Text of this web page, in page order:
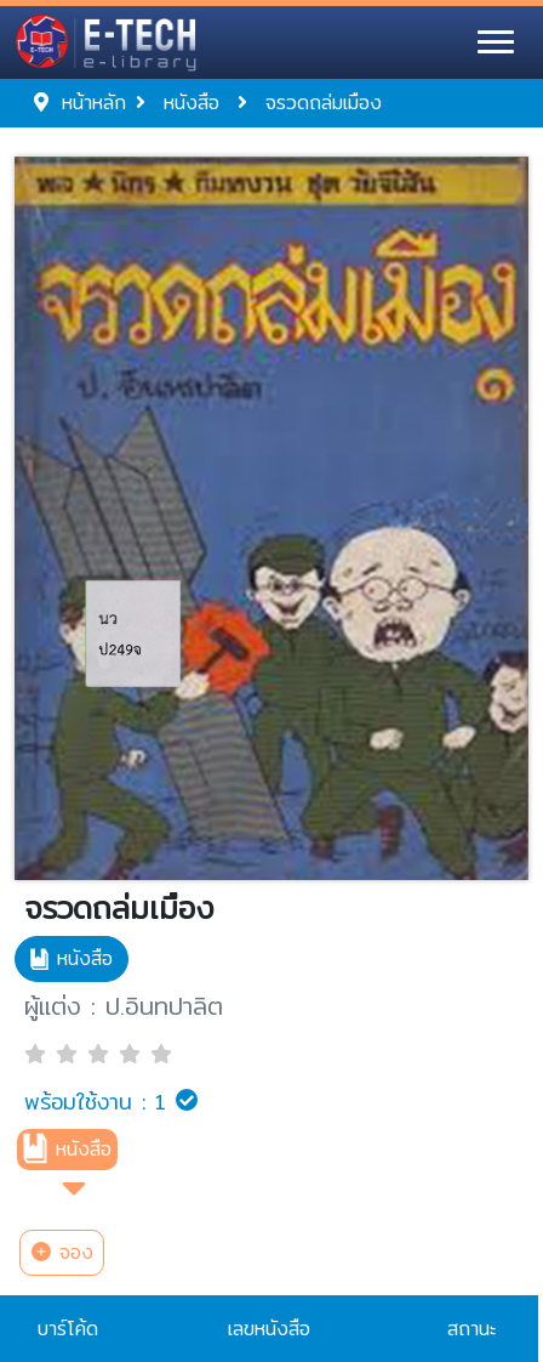
หน้าหลัก หนังสือ จรวดถล่มเมือง
จรวดถล่มเมือง
หนังสือ
ผู้แต่ง : ป.อินทปาลิต
พร้อมใช้งาน : 1
หนังสือ
จอง
บาร์โค้ด เลขหนังสือ สถานะ